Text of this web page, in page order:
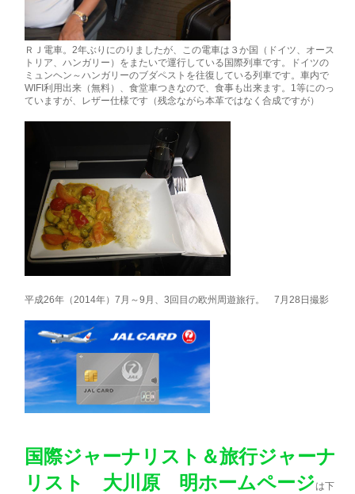
ＲＪ電車。2年ぶりにのりましたが、この電車は３か国（ドイツ、オース
トリア、ハンガリー）をまたいで運行している国際列車です。ドイツの
ミュンヘン～ハンガリーのブダペストを往復している列車です。車内で
WIFI利用出来（無料）、食堂車つきなので、食事も出来ます。1等にのっ
ていますが、レザー仕様です（残念ながら本革ではなく合成ですが）
平成26年（2014年）7月～9月、3回目の欧州周遊旅行。 7月28日撮影
国際ジャーナリスト＆旅行ジャーナ
リスト 大川原 明ホームページは下